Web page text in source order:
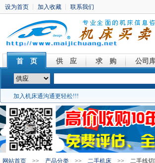
首 页 供 应 求 购 公司
加入机床通沟通更轻松!!!
网站首页 >> 产品分类 >> 二手机床 >> 二手线切